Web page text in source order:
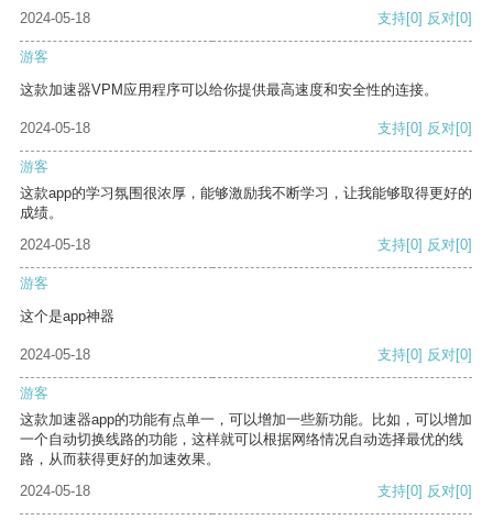
2024-05-18 支持[0] 反对[0]
游客
这款加速器VPM应用程序可以给你提供最高速度和安全性的连接。
2024-05-18 支持[0] 反对[0]
游客
这款app的学习氛围很浓厚，能够激励我不断学习，让我能够取得更好的
成绩。
2024-05-18
支持[0] 反对[0]
游客
这个是app神器
2024-05-18 支持[0] 反对[0]
游客
这款加速器app的功能有点单一，可以增加一些新功能。比如，可以增加
一个自动切换线路的功能，这样就可以根据网络情况自动选择最优的线
路，从而获得更好的加速效果。
2024-05-18
支持[0] 反对[0]